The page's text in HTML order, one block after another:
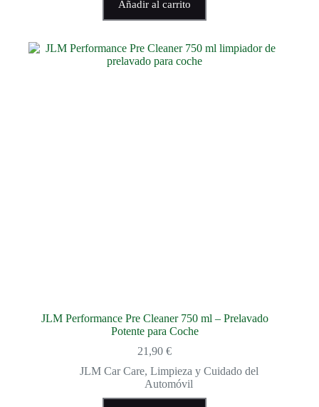
Añadir al carrito
JLM Performance Pre Cleaner 750 ml – Prelavado
Potente para Coche
21,90€
JLM Car Care, Limpieza y Cuidado del
Automóvil